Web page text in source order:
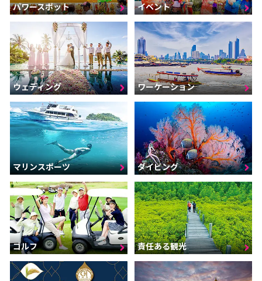
パワースポット イベント
ウェディング ワーケーション
マリンスポーツ ダイビング
ゴルフ 責任ある観光